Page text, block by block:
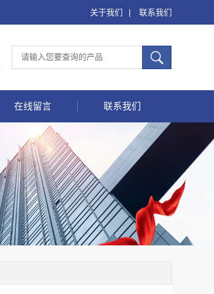
关于我们 | 联系我们
在线留言 联系我们